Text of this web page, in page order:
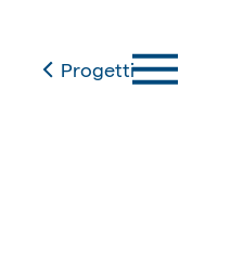
Progetti